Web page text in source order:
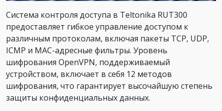
Система контроля доступа в Teltonika RUT300
предоставляет гибкое управление доступом к
различным протоколам, включая пакеты TCP, UDP,
ICMP и MAC-адресные фильтры. Уровень
шифрования OpenVPN, поддерживаемый
устройством, включает в себя 12 методов
шифрования, что гарантирует высочайшую степень
защиты конфиденциальных данных.